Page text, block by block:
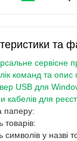
та
сервісне
команд та опис
USB для
кабелів для
паперу:
товарів:
символів у назві